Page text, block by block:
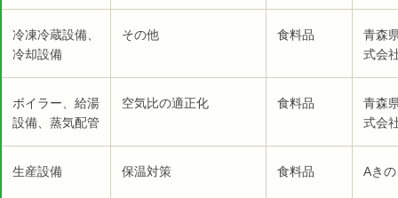
冷凍冷蔵設備、
冷却設備
その他 食料品
青森
式会
ボイラー、給湯
設備、蒸気配管
空気比の適正化 食料品
青森
式会
生産設備 保温対策 食料品 Aき